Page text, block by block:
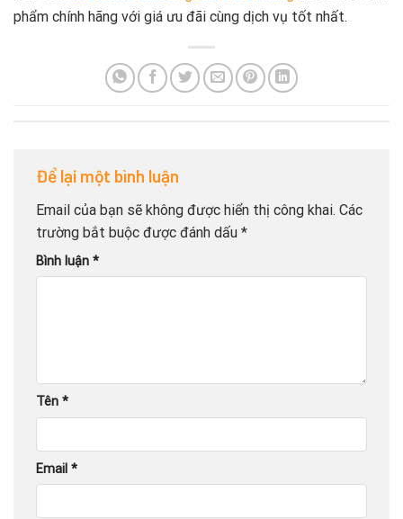
phẩm chính hãng với giá ưu đãi cùng dịch vụ tốt nhất.
Để lại một bình luận
Email của bạn sẽ không được hiển thị công khai. Các
trường bắt buộc được đánh dấu *
Bình luận *
Tên *
Email *